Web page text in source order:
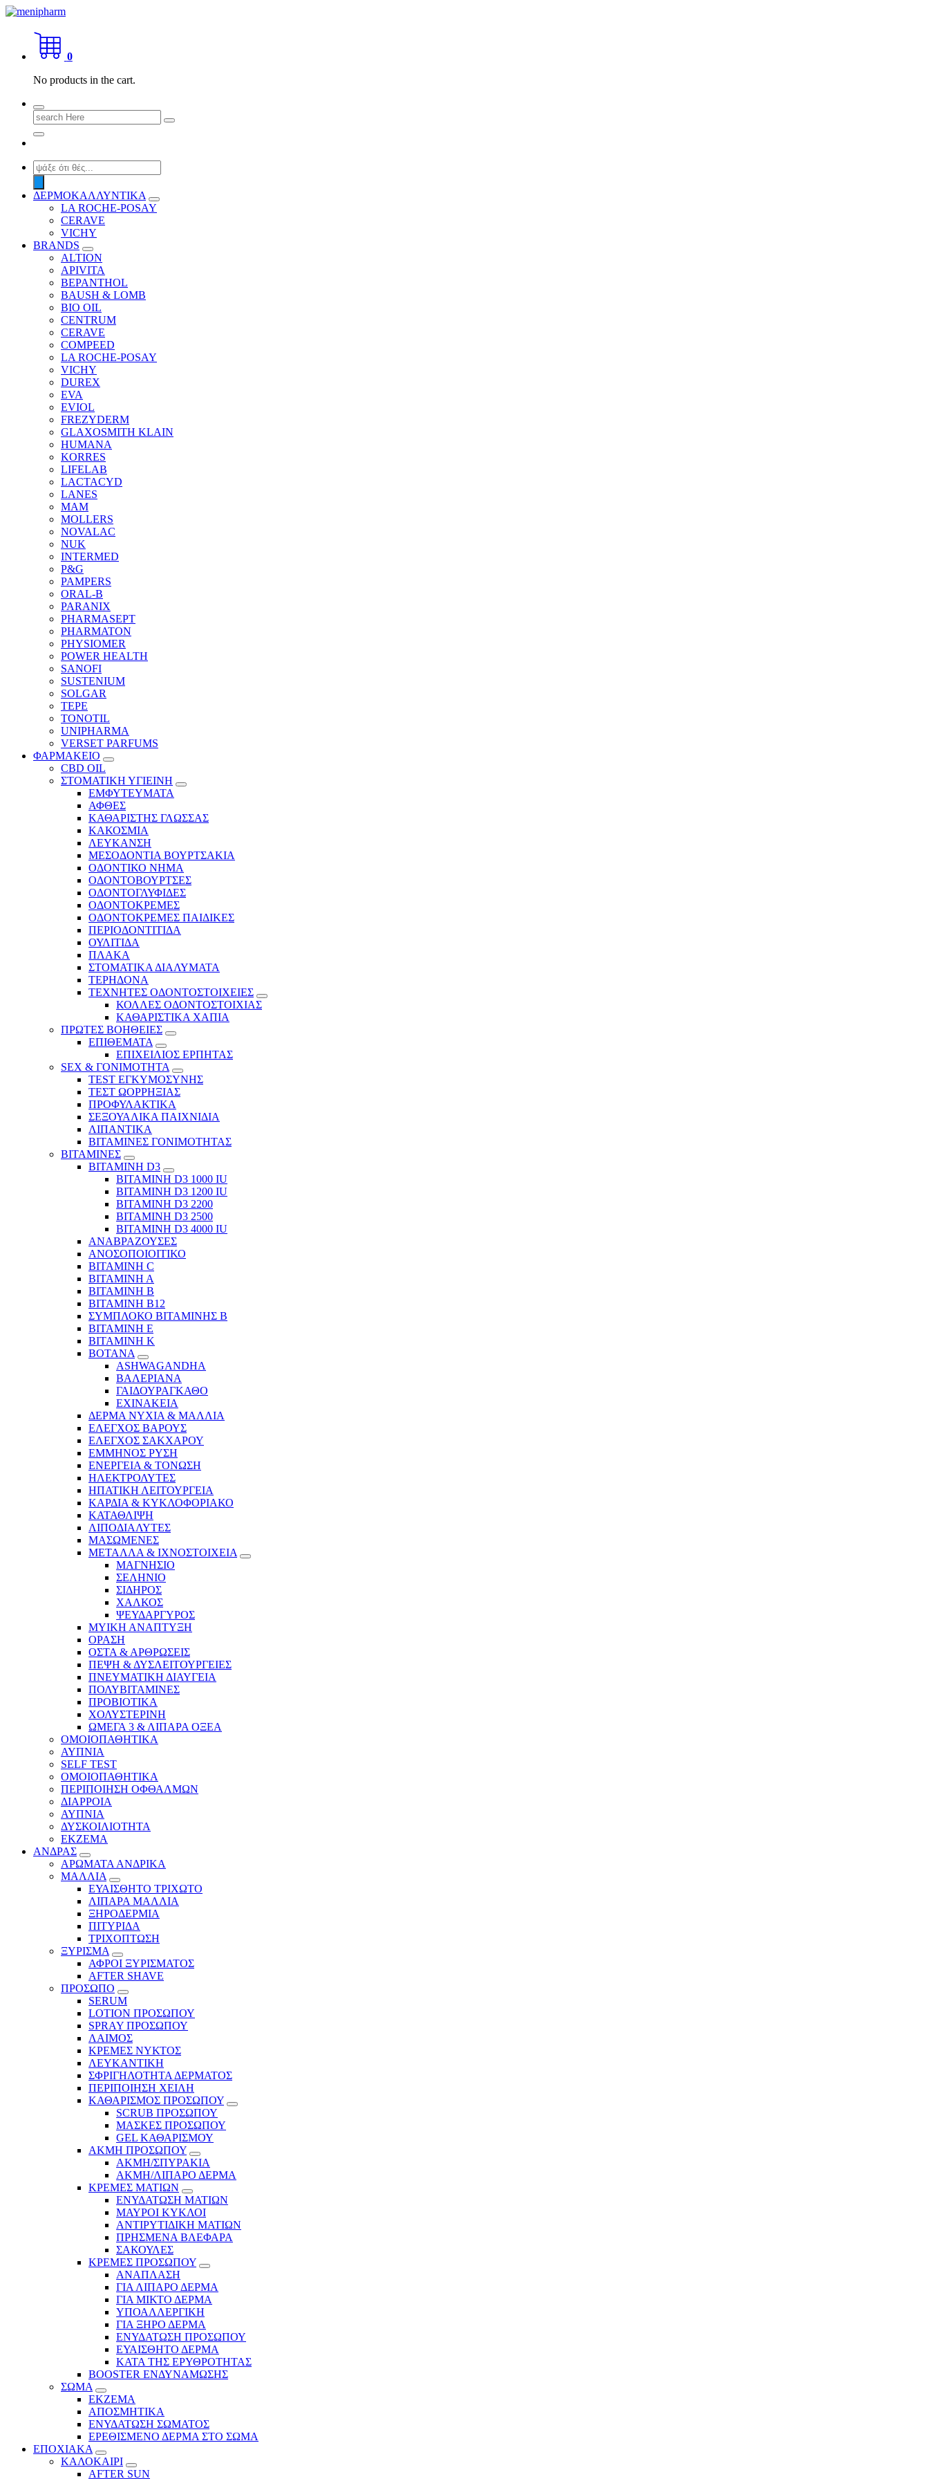
Skip
content
shop 2 easily
0
No products in the cart.
Search
for:
Products
search
ΔΕΡΜΟΚΑΛΛΥΝΤΙΚΑ
LA ROCHE-POSAY
CERAVE
VICHY
BRANDS
ALTION
APIVITA
BEPANTHOL
BAUSH & LOMB
BIO OIL
CENTRUM
CERAVE
COMPEED
LA ROCHE-POSAY
VICHY
DUREX
EVA
EVIOL
FREZYDERM
GLAXOSMITH KLAIN
HUMANA
KORRES
LIFELAB
LACTACYD
LANES
MAM
MOLLERS
NOVALAC
NUK
INTERMED
P&G
PAMPERS
ORAL-B
PARANIX
PHARMASEPT
PHARMATON
PHYSIOMER
POWER HEALTH
SANOFI
SUSTENIUM
SOLGAR
TEPE
TONOTIL
UNIPHARMA
VERSET PARFUMS
ΦΑΡΜΑΚΕΙΟ
CBD OIL
ΣΤΟΜΑΤΙΚΗ ΥΓΙΕΙΝΗ
ΕΜΦΥΤΕΥΜΑΤΑ
ΑΦΘΕΣ
ΚΑΘΑΡΙΣΤΗΣ ΓΛΩΣΣΑΣ
ΚΑΚΟΣΜΙΑ
ΛΕΥΚΑΝΣΗ
ΜΕΣΟΔΟΝΤΙΑ ΒΟΥΡΤΣΑΚΙΑ
ΟΔΟΝΤΙΚΟ ΝΗΜΑ
ΟΔΟΝΤΟΒΟΥΡΤΣΕΣ
ΟΔΟΝΤΟΓΛΥΦΙΔΕΣ
ΟΔΟΝΤΟΚΡΕΜΕΣ
ΟΔΟΝΤΟΚΡΕΜΕΣ ΠΑΙΔΙΚΕΣ
ΠΕΡΙΟΔΟΝΤΙΤΙΔΑ
ΟΥΛΙΤΙΔΑ
ΠΛΑΚΑ
ΣΤΟΜΑΤΙΚΑ ΔΙΑΛΥΜΑΤΑ
ΤΕΡΗΔΟΝΑ
ΤΕΧΝΗΤΕΣ ΟΔΟΝΤΟΣΤΟΙΧΕΙΕΣ
ΚΟΛΛΕΣ ΟΔΟΝΤΟΣΤΟΙΧΙΑΣ
ΚΑΘΑΡΙΣΤΙΚΑ ΧΑΠΙΑ
ΠΡΩΤΕΣ ΒΟΗΘΕΙΕΣ
ΕΠΙΘΕΜΑΤΑ
ΕΠΙΧΕΙΛΙΟΣ ΕΡΠΗΤΑΣ
SEX & ΓΟΝΙΜΟΤΗΤΑ
TEST ΕΓΚΥΜΟΣΥΝΗΣ
ΤΕΣΤ ΩΟΡΡΗΞΙΑΣ
ΠΡΟΦΥΛΑΚΤΙΚΑ
ΣΕΞΟΥΑΛΙΚΑ ΠΑΙΧΝΙΔΙΑ
ΛΙΠΑΝΤΙΚΑ
ΒΙΤΑΜΙΝΕΣ ΓΟΝΙΜΟΤΗΤΑΣ
ΒΙΤΑΜΙΝΕΣ
ΒΙΤΑΜΙΝΗ D3
ΒΙΤΑΜΙΝΗ D3 1000 IU
ΒΙΤΑΜΙΝΗ D3 1200 IU
ΒΙΤΑΜΙΝΗ D3 2200
ΒΙΤΑΜΙΝΗ D3 2500
BITAMINH D3 4000 IU
ΑΝΑΒΡΑΖΟΥΣΕΣ
ΑΝΟΣΟΠΟΙΟΙΤΙΚΟ
ΒΙΤΑΜΙΝΗ C
ΒΙΤΑΜΙΝΗ Α
ΒΙΤΑΜΙΝΗ Β
ΒΙΤΑΜΙΝΗ Β12
ΣΥΜΠΛΟΚΟ ΒΙΤΑΜΙΝΗΣ Β
ΒΙΤΑΜΙΝΗ Ε
ΒΙΤΑΜΙΝΗ Κ
ΒΟΤΑΝΑ
ASHWAGANDHA
ΒΑΛΕΡΙΑΝΑ
ΓΑΙΔΟΥΡΑΓΚΑΘΟ
ΕΧΙΝΑΚΕΙΑ
ΔΕΡΜΑ ΝΥΧΙΑ & ΜΑΛΛΙΑ
ΕΛΕΓΧΟΣ ΒΑΡΟΥΣ
ΕΛΕΓΧΟΣ ΣΑΚΧΑΡΟΥ
ΕΜΜΗΝΟΣ ΡΥΣΗ
ΕΝΕΡΓΕΙΑ & ΤΟΝΩΣΗ
ΗΛΕΚΤΡΟΛΥΤΕΣ
ΗΠΑΤΙΚΗ ΛΕΙΤΟΥΡΓΕΙΑ
ΚΑΡΔΙΑ & ΚΥΚΛΟΦΟΡΙΑΚΟ
ΚΑΤΑΘΛΙΨΗ
ΛΙΠΟΔΙΑΛΥΤΕΣ
ΜΑΣΩΜΕΝΕΣ
ΜΕΤΑΛΛΑ & ΙΧΝΟΣΤΟΙΧΕΙΑ
ΜΑΓΝΗΣΙΟ
ΣΕΛΗΝΙΟ
ΣΙΔΗΡΟΣ
ΧΑΛΚΟΣ
ΨΕΥΔΑΡΓΥΡΟΣ
ΜΥΙΚΗ ΑΝΑΠΤΥΞΗ
ΟΡΑΣΗ
ΟΣΤΑ & ΑΡΘΡΩΣΕΙΣ
ΠΕΨΗ & ΔΥΣΛΕΙΤΟΥΡΓΕΙΕΣ
ΠΝΕΥΜΑΤΙΚΗ ΔΙΑΥΓΕΙΑ
ΠΟΛΥΒΙΤΑΜΙΝΕΣ
ΠΡΟΒΙΟΤΙΚΑ
ΧΟΛΥΣΤΕΡΙΝΗ
ΩΜΕΓΑ 3 & ΛΙΠΑΡΑ ΟΞΕΑ
ΟΜΟΙΟΠΑΘΗΤΙΚΑ
ΑΥΠΝΙΑ
SELF TEST
ΟΜΟΙΟΠΑΘΗΤΙΚΑ
ΠΕΡΙΠΟΙΗΣΗ ΟΦΘΑΛΜΩΝ
ΔΙΑΡΡΟΙΑ
ΑΥΠΝΙΑ
ΔΥΣΚΟΙΛΙΟΤΗΤΑ
ΕΚΖΕΜΑ
ΑΝΔΡΑΣ
ΑΡΩΜΑΤΑ ΑΝΔΡΙΚΑ
ΜΑΛΛΙΑ
ΕΥΑΙΣΘΗΤΟ ΤΡΙΧΩΤΟ
ΛΙΠΑΡΑ ΜΑΛΛΙΑ
ΞΗΡΟΔΕΡΜΙΑ
ΠΙΤΥΡΙΔΑ
ΤΡΙΧΟΠΤΩΣΗ
ΞΥΡΙΣΜΑ
ΑΦΡΟΙ ΞΥΡΙΣΜΑΤΟΣ
AFTER SHAVE
ΠΡΟΣΩΠΟ
SERUM
LOTION ΠΡΟΣΩΠΟΥ
SPRAY ΠΡΟΣΩΠΟΥ
ΛΑΙΜΟΣ
ΚΡΕΜΕΣ ΝΥΚΤΟΣ
ΛΕΥΚΑΝΤΙΚΗ
ΣΦΡΙΓΗΛΟΤΗΤΑ ΔΕΡΜΑΤΟΣ
ΠΕΡΙΠΟΙΗΣΗ ΧΕΙΛΗ
ΚΑΘΑΡΙΣΜΟΣ ΠΡΟΣΩΠΟΥ
SCRUB ΠΡΟΣΩΠΟΥ
ΜΑΣΚΕΣ ΠΡΟΣΩΠΟΥ
GEL ΚΑΘΑΡΙΣΜΟΥ
ΑΚΜΗ ΠΡΟΣΩΠΟΥ
ΑΚΜΗ/ΣΠΥΡΑΚΙΑ
ΑΚΜΗ/ΛΙΠΑΡΟ ΔΕΡΜΑ
ΚΡΕΜΕΣ ΜΑΤΙΩΝ
ΕΝΥΔΑΤΩΣΗ ΜΑΤΙΩΝ
ΜΑΥΡΟΙ ΚΥΚΛΟΙ
ΑΝΤΙΡΥΤΙΔΙΚΗ ΜΑΤΙΩΝ
ΠΡΗΣΜΕΝΑ ΒΛΕΦΑΡΑ
ΣΑΚΟΥΛΕΣ
ΚΡΕΜΕΣ ΠΡΟΣΩΠΟΥ
ΑΝΑΠΛΑΣΗ
ΓΙΑ ΛΙΠΑΡΟ ΔΕΡΜΑ
ΓΙΑ ΜΙΚΤΟ ΔΕΡΜΑ
ΥΠΟΑΛΛΕΡΓΙΚΗ
ΓΙΑ ΞΗΡΟ ΔΕΡΜΑ
ΕΝΥΔΑΤΩΣΗ ΠΡΟΣΩΠΟΥ
ΕΥΑΙΣΘΗΤΟ ΔΕΡΜΑ
ΚΑΤΑ ΤΗΣ ΕΡΥΘΡΟΤΗΤΑΣ
BOOSTER ΕΝΔΥΝΑΜΩΣΗΣ
ΣΩΜΑ
ΕΚΖΕΜΑ
ΑΠΟΣΜΗΤΙΚΑ
ΕΝΥΔΑΤΩΣΗ ΣΩΜΑΤΟΣ
ΕΡΕΘΙΣΜΕΝΟ ΔΕΡΜΑ ΣΤΟ ΣΩΜΑ
ΕΠΟΧΙΑΚΑ
ΚΑΛΟΚΑΙΡΙ
AFTER SUN